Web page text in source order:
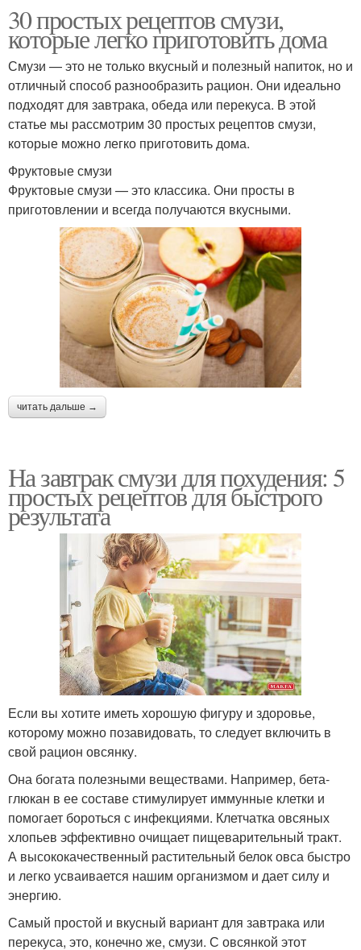
30 простых рецептов смузи,
которые легко приготовить дома
Смузи — это не только вкусный и полезный напиток, но и
отличный способ разнообразить рацион. Они идеально
подходят для завтрака, обеда или перекуса. В этой
статье мы рассмотрим 30 простых рецептов смузи,
которые можно легко приготовить дома.
Фруктовые смузи
Фруктовые смузи — это классика. Они просты в
приготовлении и всегда получаются вкусными.
читать дальше →
На завтрак смузи для похудения: 5
простых рецептов для быстрого
результата
Если вы хотите иметь хорошую фигуру и здоровье,
которому можно позавидовать, то следует включить в
свой рацион овсянку.
Она богата полезными веществами. Например, бета-
глюкан в ее составе стимулирует иммунные клетки и
помогает бороться с инфекциями. Клетчатка овсяных
хлопьев эффективно очищает пищеварительный тракт.
А высококачественный растительный белок овса быстро
и легко усваивается нашим организмом и дает силу и
энергию.
Самый простой и вкусный вариант для завтрака или
перекуса, это, конечно же, смузи. С овсянкой этот